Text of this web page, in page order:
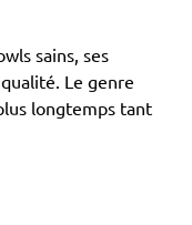
sains, ses
Le genre
longtemps tant